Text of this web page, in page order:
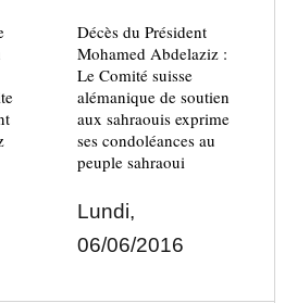
Décès du Président
Mohamed Abdelaziz :
Le Comité suisse
alémanique de soutien
aux sahraouis exprime
ses condoléances au
peuple sahraoui
Lundi,
06/06/2016